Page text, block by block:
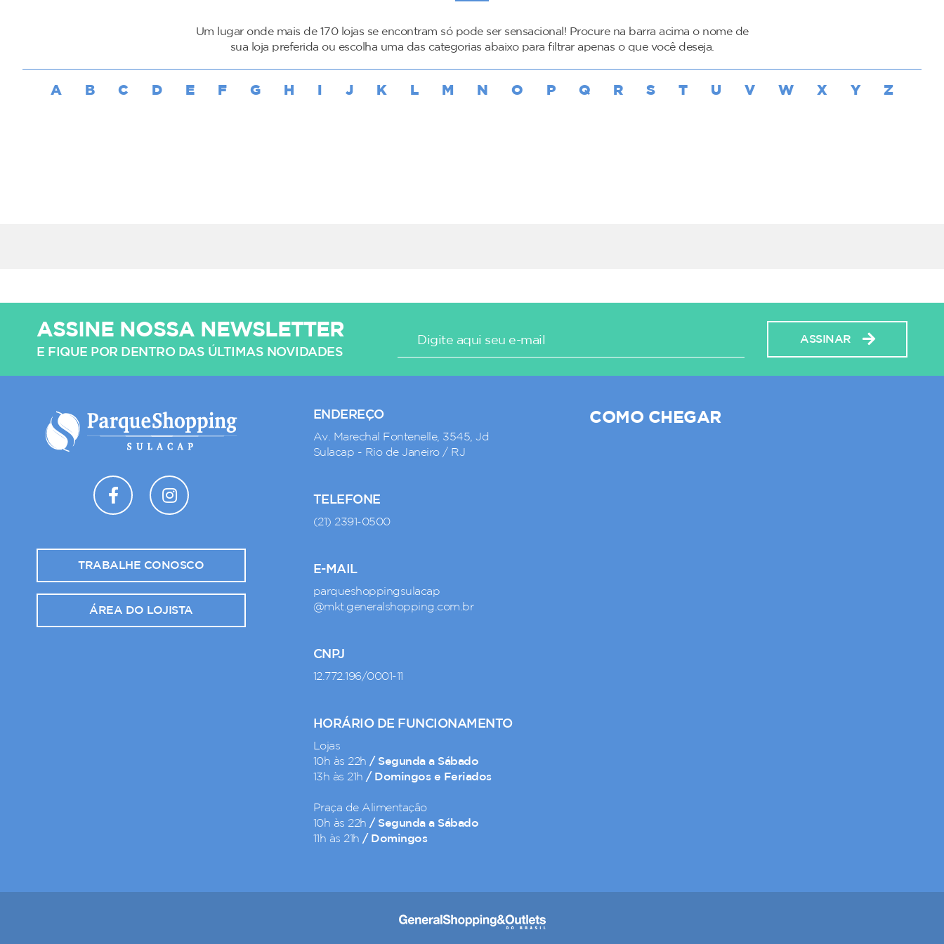
Um lugar onde mais de 170 lojas se encontram só pode ser sensacional! Procure na barra acima o nome de
sua loja preferida ou escolha uma das categorias abaixo para filtrar apenas o que você deseja.
A B C D E F G H J K L M N O P Q R S T U V W X Y Z
ASSINE NOSSA NEWSLETTER
E FIQUE POR DENTRO DAS ÚLTIMAS NOVIDADES
ASSINAR
TRABALHE CONOSCO
ÁREA DO LOJISTA
ENDEREÇO
Av. Marechal Fontenelle, 3545, Jd
Sulacap - Rio de Janeiro / RJ
TELEFONE
(21) 2391-0500
E-MAIL
parqueshoppingsulacap
@mkt.generalshopping.com.br
CNPJ
12.772.196/0001-11
HORÁRIO DE FUNCIONAMENTO
Lojas
10h às 22h/ Segunda a Sábado
13h às 21h/ Domingos e Feriados
Praça de Alimentação
10h às 22h/ Segunda a Sábado
11h às 21h/ Domingos
COMO CHEGAR